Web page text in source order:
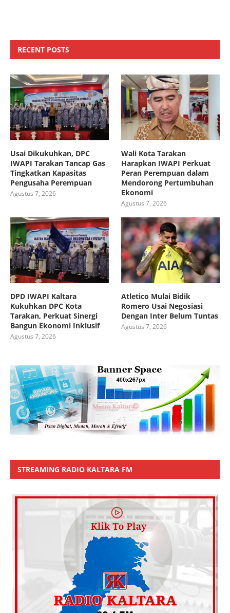
RECENT POSTS
Usai Dikukuhkan, DPC
IWAPI Tarakan Tancap Gas
Tingkatkan Kapasitas
Pengusaha Perempuan
Agustus 7, 2026
Wali Kota Tarakan
Harapkan IWAPI Perkuat
Peran Perempuan dalam
Mendorong Pertumbuhan
Ekonomi
Agustus 7, 2026
DPD IWAPI Kaltara
Kukuhkan DPC Kota
Tarakan, Perkuat Sinergi
Bangun Ekonomi Inklusif
Agustus 7, 2026
Atletico Mulai Bidik
Romero Usai Negosiasi
Dengan Inter Belum Tuntas
Agustus 7, 2026
STREAMING RADIO KALTARA FM